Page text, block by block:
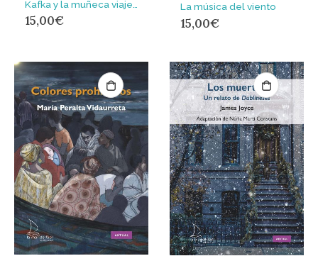
15,00€
La música del viento
15,00€